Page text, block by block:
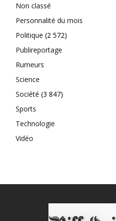
Non classé
Personnalité du mois
Politique (2 572)
Publireportage
Rumeurs
Science
Société (3 847)
Sports
Technologie
Vidéo